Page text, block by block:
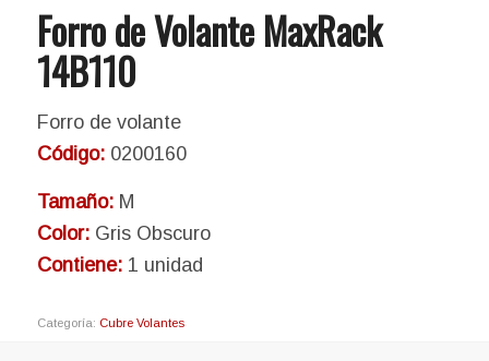
Forro de Volante MaxRack
14B110
Forro de volante
Código:0200160
Tamaño:M
Color:Gris Obscuro
Contiene:1 unidad
Categoría: Cubre Volantes